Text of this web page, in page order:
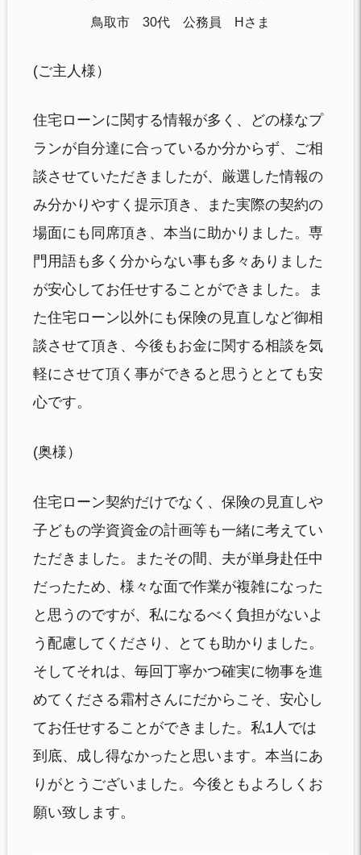
鳥取市 30代 公務員 Hさま
(ご主人様）
住宅ローンに関する情報が多く、どの様なプ
ランが自分達に合っているか分からず、ご相
談させていただきましたが、厳選した情報の
み分かりやすく提示頂き、また実際の契約の
場面にも同席頂き、本当に助かりました。専
門用語も多く分からない事も多々ありました
が安心してお任せすることができました。ま
た住宅ローン以外にも保険の見直しなど御相
談させて頂き、今後もお金に関する相談を気
軽にさせて頂く事ができると思うととても安
心です。
(奥様）
住宅ローン契約だけでなく、保険の見直しや
子どもの学資資金の計画等も一緒に考えてい
ただきました。またその間、夫が単身赴任中
だったため、様々な面で作業が複雑になった
と思うのですが、私になるべく負担がないよ
う配慮してくださり、とても助かりました。
そしてそれは、毎回丁寧かつ確実に物事を進
めてくださる霜村さんにだからこそ、安心し
てお任せすることができました。私1人では
到底、成し得なかったと思います。本当にあ
りがとうございました。今後ともよろしくお
願い致します。